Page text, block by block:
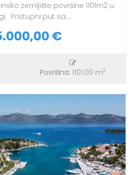
zemljište površine 1101m2 u
Pristupni put sa...
€
Površina: 1101.00 m2